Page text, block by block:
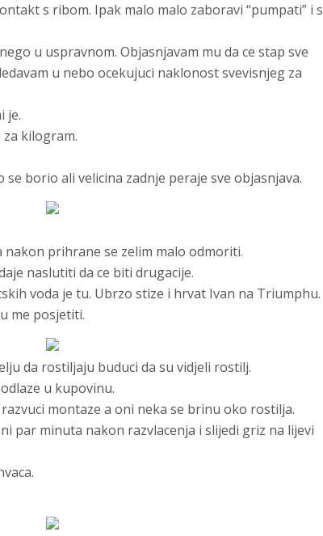
s ribom. Ipak malo malo zaboravi “pumpati” i s
u uspravnom. Objasnjavam mu da ce stap sve
u nebo ocekujuci naklonost svevisnjeg za
je.
kilogram.
borio ali velicina zadnje peraje sve objasnjava.
prihrane se zelim malo odmoriti.
naslutiti da ce biti drugacije.
voda je tu. Ubrzo stize i hrvat Ivan na Triumphu.
me posjetiti.
da rostiljaju buduci da su vidjeli rostilj.
u kupovinu.
montaze a oni neka se brinu oko rostilja.
par minuta nakon razvlacenja i slijedi griz na lijevi